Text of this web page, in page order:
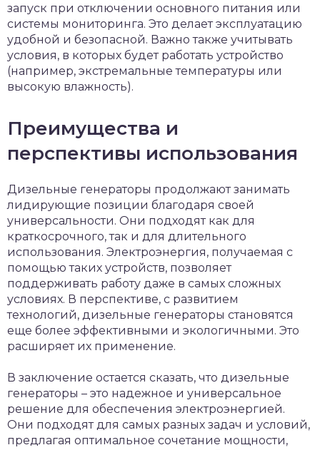
запуск при отключении основного питания или
системы мониторинга. Это делает эксплуатацию
удобной и безопасной. Важно также учитывать
условия, в которых будет работать устройство
(например, экстремальные температуры или
высокую влажность).
Преимущества и
перспективы использования
Дизельные генераторы продолжают занимать
лидирующие позиции благодаря своей
универсальности. Они подходят как для
краткосрочного, так и для длительного
использования. Электроэнергия, получаемая с
помощью таких устройств, позволяет
поддерживать работу даже в самых сложных
условиях. В перспективе, с развитием
технологий, дизельные генераторы становятся
еще более эффективными и экологичными. Это
расширяет их применение.
В заключение остается сказать, что дизельные
генераторы – это надежное и универсальное
решение для обеспечения электроэнергией.
Они подходят для самых разных задач и условий,
предлагая оптимальное сочетание мощности,